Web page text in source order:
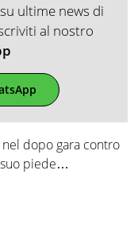
ultime news di
al nostro
dopo gara contro
suo piede…